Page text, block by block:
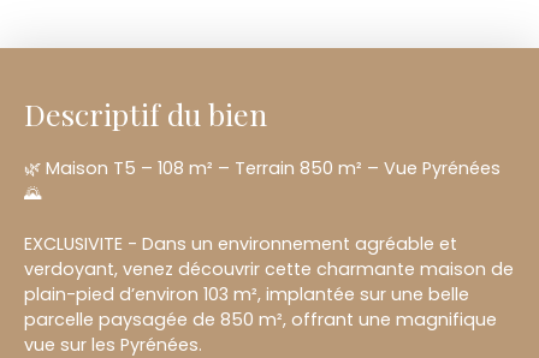
Descriptif du bien
🌿 Maison T5 – 108 m² – Terrain 850 m² – Vue Pyrénées
🌄
EXCLUSIVITE - Dans un environnement agréable et
verdoyant, venez découvrir cette charmante maison de
plain-pied d’environ 103 m², implantée sur une belle
parcelle paysagée de 850 m², offrant une magnifique
vue sur les Pyrénées.